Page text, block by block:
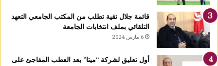
قائمة جلال تقية تطلب من المكتب الجامعي التعهد
التلقائي بملف انتخابات الجامعة
6 مارس 2024
أول تعليق لشركة “ميتا” بعد العطب المفاجئ على